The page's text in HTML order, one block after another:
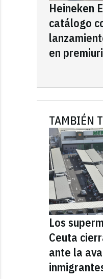
Heineken
catálogo
en
TAMBIÉN
Los
Ceuta
ante la